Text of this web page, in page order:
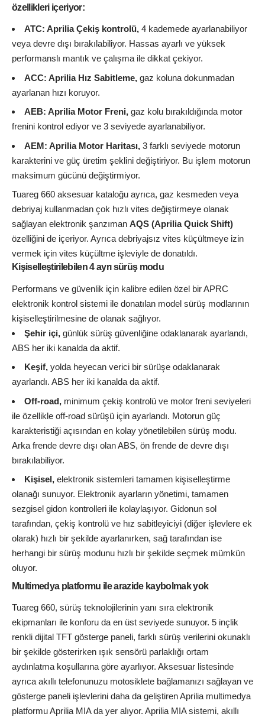
özellikleri içeriyor:
ATC: Aprilia Çekiş kontrolü, 4 kademede ayarlanabiliyor
veya devre dışı bırakılabiliyor. Hassas ayarlı ve yüksek
performanslı mantık ve çalışma ile dikkat çekiyor.
ACC: Aprilia Hız Sabitleme, gaz koluna dokunmadan
ayarlanan hızı koruyor.
AEB: Aprilia Motor Freni, gaz kolu bırakıldığında motor
frenini kontrol ediyor ve 3 seviyede ayarlanabiliyor.
AEM: Aprilia Motor Haritası, 3 farklı seviyede motorun
karakterini ve güç üretim şeklini değiştiriyor. Bu işlem motorun
maksimum gücünü değiştirmiyor.
Tuareg 660 aksesuar kataloğu ayrıca, gaz kesmeden veya
debriyaj kullanmadan çok hızlı vites değiştirmeye olanak
sağlayan elektronik şanzıman AQS (Aprilia Quick Shift)
özelliğini de içeriyor. Ayrıca debriyajsız vites küçültmeye izin
vermek için vites küçültme işleviyle de donatıldı.
Kişiselleştirilebilen 4 ayrı sürüş modu
Performans ve güvenlik için kalibre edilen özel bir APRC
elektronik kontrol sistemi ile donatılan model sürüş modlarının
kişiselleştirilmesine de olanak sağlıyor.
Şehir içi, günlük sürüş güvenliğine odaklanarak ayarlandı,
ABS her iki kanalda da aktif.
Keşif, yolda heyecan verici bir sürüşe odaklanarak
ayarlandı. ABS her iki kanalda da aktif.
Off-road, minimum çekiş kontrolü ve motor freni seviyeleri
ile özellikle off-road sürüşü için ayarlandı. Motorun güç
karakteristiği açısından en kolay yönetilebilen sürüş modu.
Arka frende devre dışı olan ABS, ön frende de devre dışı
bırakılabiliyor.
Kişisel, elektronik sistemleri tamamen kişiselleştirme
olanağı sunuyor. Elektronik ayarların yönetimi, tamamen
sezgisel gidon kontrolleri ile kolaylaşıyor. Gidonun sol
tarafından, çekiş kontrolü ve hız sabitleyiciyi (diğer işlevlere ek
olarak) hızlı bir şekilde ayarlanırken, sağ tarafından ise
herhangi bir sürüş modunu hızlı bir şekilde seçmek mümkün
oluyor.
Multimedya platformu ile arazide kaybolmak yok
Tuareg 660, sürüş teknolojilerinin yanı sıra elektronik
ekipmanları ile konforu da en üst seviyede sunuyor. 5 inçlik
renkli dijital TFT gösterge paneli, farklı sürüş verilerini okunaklı
bir şekilde gösterirken ışık sensörü parlaklığı ortam
aydınlatma koşullarına göre ayarlıyor. Aksesuar listesinde
ayrıca akıllı telefonunuzu motosiklete bağlamanızı sağlayan ve
gösterge paneli işlevlerini daha da geliştiren Aprilia multimedya
platformu Aprilia MIA da yer alıyor. Aprilia MIA sistemi, akıllı